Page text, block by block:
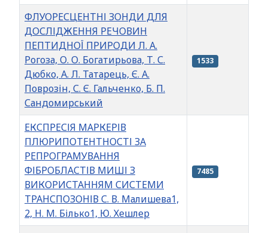
ФЛУОРЕСЦЕНТНІ ЗОНДИ ДЛЯ
ДОСЛІДЖЕННЯ РЕЧОВИН
ПЕПТИДНОЇ ПРИРОДИ Л. А.
Рогоза, О. О. Богатирьова, Т. С.
Дюбко, А. Л. Татарець, Є. А.
Поврозін, С. Є. Гальченко, Б. П.
Сандомирський
1533
ЕКСПРЕСІЯ МАРКЕРІВ
ПЛЮРИПОТЕНТНОСТІ ЗА
РЕПРОГРАМУВАННЯ
ФІБРОБЛАСТІВ МИШІ З
ВИКОРИСТАННЯМ СИСТЕМИ
ТРАНСПОЗОНІВ С. В. Малишева1,
2, Н. М. Білько1, Ю. Хешлер
7485